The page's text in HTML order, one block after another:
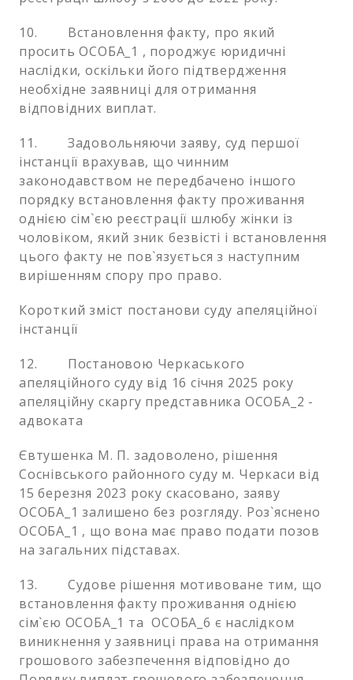
10. Встановлення факту, про який
просить ОСОБА_1 , породжує юридичні
наслідки, оскільки його підтвердження
необхідне заявниці для отримання
відповідних виплат.
11. Задовольняючи заяву, суд першої
інстанції врахував, що чинним
законодавством не передбачено іншого
порядку встановлення факту проживання
однією сім`єю реєстрації шлюбу жінки із
чоловіком, який зник безвісті і встановлення
цього факту не пов`язується з наступним
вирішенням спору про право.
Короткий зміст постанови суду апеляційної
інстанції
12. Постановою Черкаського
апеляційного суду від 16 січня 2025 року
апеляційну скаргу представника ОСОБА_2 -
адвоката
Євтушенка М. П. задоволено, рішення
Соснівського районного суду м. Черкаси від
15 березня 2023 року скасовано, заяву
ОСОБА_1 залишено без розгляду. Роз`яснено
ОСОБА_1 , що вона має право подати позов
на загальних підставах.
13. Судове рішення мотивоване тим, що
встановлення факту проживання однією
сім`єю ОСОБА_1 та ОСОБА_6 є наслідком
виникнення у заявниці права на отримання
грошового забезпечення відповідно до